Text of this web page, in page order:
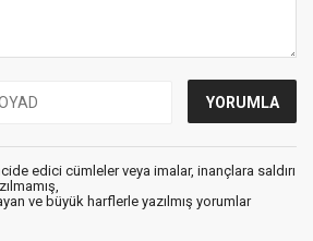
edici cümleler veya imalar, inançlara saldırı
ve büyük harflerle yazılmış yorumlar